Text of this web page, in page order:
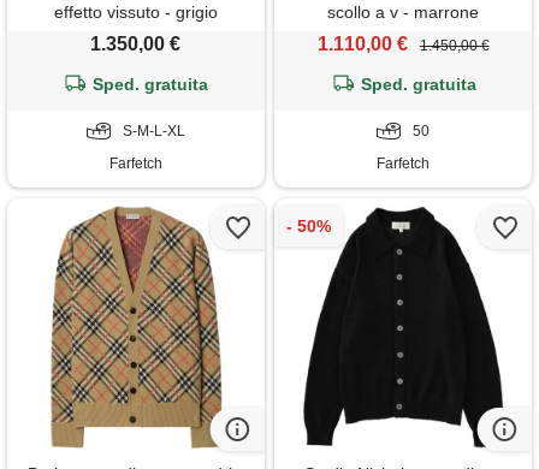
effetto vissuto - grigio
1.350,00 €
Sped. gratuita
S-M-L-XL
Farfetch
scollo a v - marrone
1.110,00 € 1.450,00 €
Sped. gratuita
50
Farfetch